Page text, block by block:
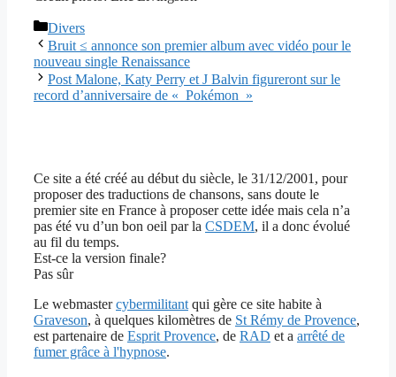
Catégories
Divers
Bruit ≤ annonce son premier album avec vidéo pour le
nouveau single Renaissance
Post Malone, Katy Perry et J Balvin figureront sur le
record d’anniversaire de « Pokémon »
Ce site a été créé au début du siècle, le 31/12/2001, pour
proposer des traductions de chansons, sans doute le
premier site en France à proposer cette idée mais cela n’a
pas été vu d’un bon oeil par la CSDEM, il a donc évolué
au fil du temps.
Est-ce la version finale?
Pas sûr
Le webmastercybermilitant qui gère ce site habite à
Graveson, à quelques kilomètres de St Rémy de Provence,
est partenaire de Esprit Provence, de RAD et a arrêté de
fumer grâce à l'hypnose.